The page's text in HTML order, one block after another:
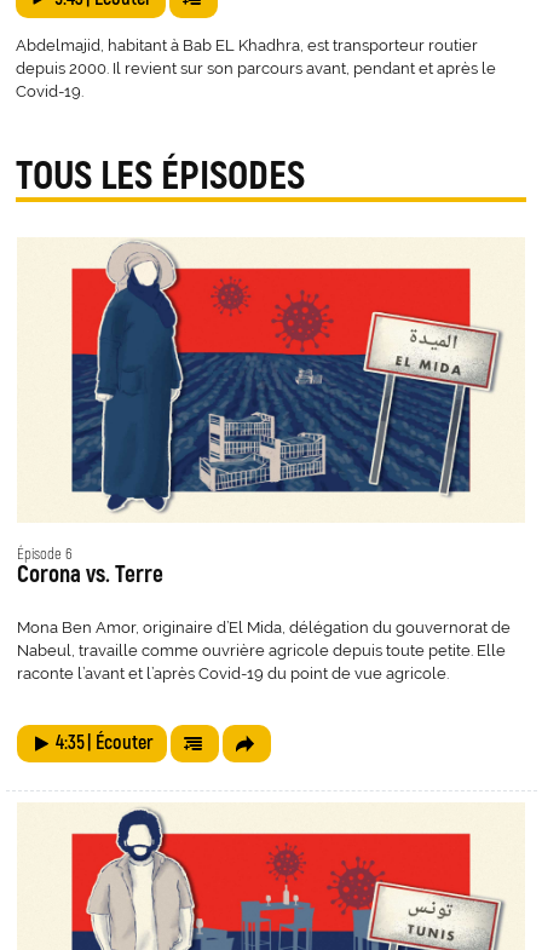
Abdelmajid, habitant à Bab EL Khadhra, est transporteur routier
depuis 2000. Il revient sur son parcours avant, pendant et après le
Covid-19.
TOUS LES ÉPISODES
Épisode 6
Corona vs. Terre
Mona Ben Amor, originaire d’El Mida, délégation du gouvernorat de
Nabeul, travaille comme ouvrière agricole depuis toute petite. Elle
raconte l’avant et l’après Covid-19 du point de vue agricole.
4:35| Écouter